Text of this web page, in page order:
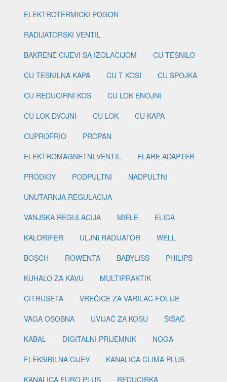
ELEKTROTERMIČKI POGON
RADIJATORSKI VENTIL
BAKRENE CIJEVI SA IZOLACIJOM
CU TESNILO
CU TESNILNA KAPA
CU T KOSI
CU SPOJKA
CU REDUCIRNI KOS
CU LOK ENOJNI
CU LOK DVOJNI
CU LOK
CU KAPA
CUPROFRIO
PROPAN
ELEKTROMAGNETNI VENTIL
FLARE ADAPTER
PRODIGY
PODPULTNI
NADPULTNI
UNUTARNJA REGULACIJA
VANJSKA REGULACIJA
MIELE
ELICA
KALORIFER
ULJNI RADIJATOR
WELL
BOSCH
ROWENTA BABYLISS
PHILIPS
KUHALO ZA KAVU
MULTIPRAKTIK
CITRUSETA
VREĆICE ZA VARILAC FOLIJE
VAGA OSOBNA
UVIJAČ ZA KOSU
ŠIŠAČ
KABAL
DIGITALNI PRIJEMNIK
NOGA
FLEKSIBILNA CIJEV
KANALICA CLIMA PLUS
KANALICA EURO PLUS
REDUCIRKA